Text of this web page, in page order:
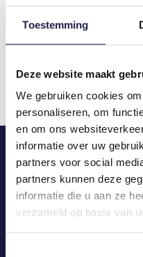
Toestemming
Deze website maakt
We gebruiken cookies
personaliseren, om
en om ons
informatie over uw
partners voor social
partners kunnen deze
informatie die u aan ze
verzameld op basis van
€46,90